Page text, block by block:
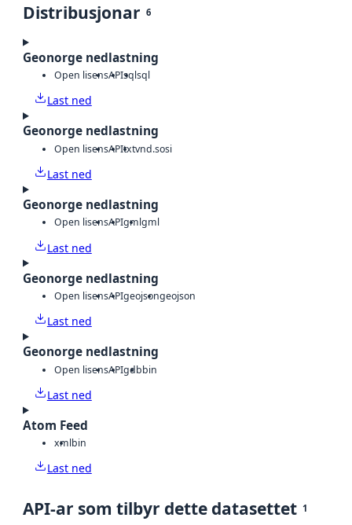
Distribusjonar 6
Geonorge nedlastning
Open lisensAPIsqlsql
Last ned
Geonorge nedlastning
Open lisensAPItxtvnd.sosi
Last ned
Geonorge nedlastning
Open lisensAPIgmlgml
Last ned
Geonorge nedlastning
Open lisensAPIgeojsongeojson
Last ned
Geonorge nedlastning
Open lisensAPIgdbbin
Last ned
Atom Feed
xmlbin
Last ned
API-ar som tilbyr dette datasettet 1